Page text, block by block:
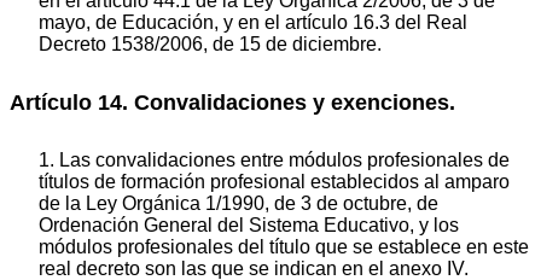
mayo, de Educación, y en el artículo 16.3 del Real
Decreto 1538/2006, de 15 de diciembre.
Artículo 14. Convalidaciones y exenciones.
1. Las convalidaciones entre módulos profesionales de
títulos de formación profesional establecidos al amparo
de la Ley Orgánica 1/1990, de 3 de octubre, de
Ordenación General del Sistema Educativo, y los
módulos profesionales del título que se establece en este
real decreto son las que se indican en el anexo IV.